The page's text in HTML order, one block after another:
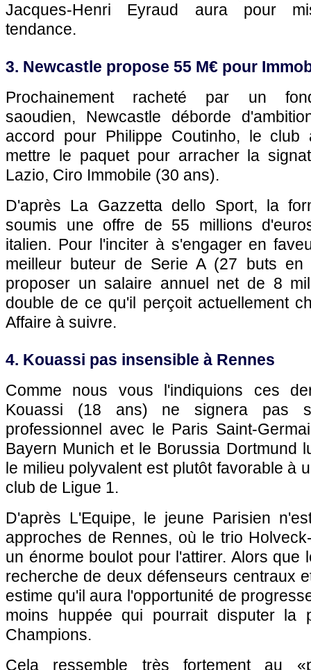
Jacques-Henri Eyraud aura pour
tendance.
3. Newcastle propose 55 M€ pour
Prochainement racheté par un
saoudien, Newcastle déborde
accord pour Philippe Coutinho, le
mettre le paquet pour arracher la
Lazio, Ciro Immobile (30 ans).
D'après La Gazzetta dello Sport, la
soumis une offre de 55 millions
italien. Pour l'inciter à s'engager en
meilleur buteur de Serie A (27 buts
proposer un salaire annuel net de 8
double de ce qu'il perçoit actuellement
Affaire à suivre.
4. Kouassi pas insensible à Rennes
Comme nous vous l'indiquions ces
Kouassi (18 ans) ne signera pas
professionnel avec le Paris Saint-
Bayern Munich et le Borussia Dortmund
le milieu polyvalent est plutôt favorable à
club de Ligue 1.
D'après L'Equipe, le jeune Parisien
approches de Rennes, où le trio
un énorme boulot pour l'attirer. Alors que
recherche de deux défenseurs centraux
estime qu'il aura l'opportunité de
moins huppée qui pourrait disputer la
Champions.
Cela ressemble très fortement au